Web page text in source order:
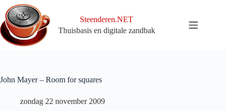
naar
de
inhoud
Steenderen.NET
Thuisbasis en digitale zandbak
John Mayer – Room for squares
zondag 22 november 2009